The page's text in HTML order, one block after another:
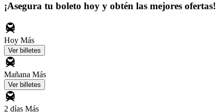
¡Asegura tu boleto hoy y obtén las mejores ofertas!
Hoy Más
Ver billetes
Mañana Más
Ver billetes
2 días Más